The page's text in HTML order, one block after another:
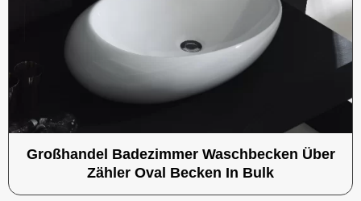
Großhandel Badezimmer Waschbecken Über
Zähler Oval Becken In Bulk